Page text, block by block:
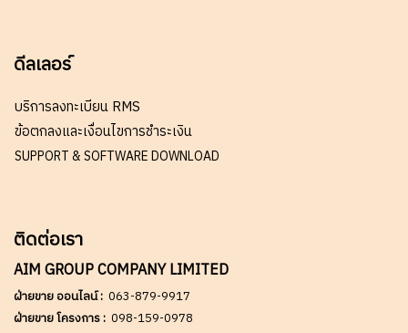
ดีลเลอร์
บริการลงทะเบียน RMS
ข้อตกลงและเงื่อนไขการชำระเงิน
SUPPORT & SOFTWARE DOWNLOAD
ติดต่อเรา
AIM GROUP COMPANY LIMITED
ฝ่ายขาย ออนไลน์ : 063-879-9917
ฝ่ายขาย โครงการ : 098-159-0978